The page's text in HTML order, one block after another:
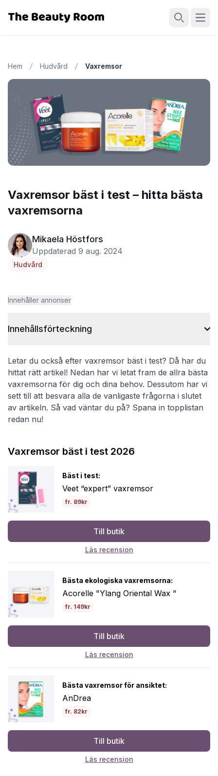
Hem Hudvård Vaxremsor
Vaxremsor bäst i test – hitta bästa
vaxremsorna
Mikaela Höstfors
Uppdaterad 9 aug. 2024
Hudvård
Innehåller annonser
Innehållsförteckning
Letar du också efter vaxremsor bäst i test? Då har du
hittat rätt artikel! Nedan har vi letat fram de allra bästa
vaxremsorna för dig och dina behov. Dessutom har vi
sett till att besvara alla de vanligaste frågorna i slutet
av artikeln. Så vad väntar du på? Spana in topplistan
redan nu!
Vaxremsor bäst i test 2026
Bäst i test:
Veet “expert” vaxremsor
fr. 89kr
Till butik
Läs recension
Bästa ekologiska vaxremsorna:
Acorelle "Ylang Oriental Wax "
fr. 149kr
Till butik
Läs recension
Bästa vaxremsor för ansiktet:
AnDrea
fr. 82kr
Till butik
Läs recension